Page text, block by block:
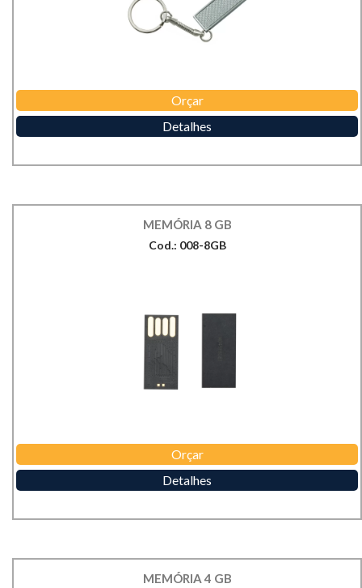
Orçar
Detalhes
MEMÓRIA 8 GB
Cod.: 008-8GB
Orçar
Detalhes
MEMÓRIA 4 GB